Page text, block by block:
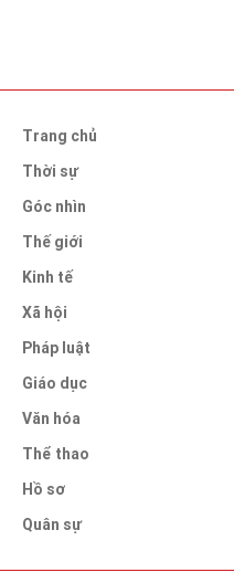
Trang chủ
Thời sự
Góc nhìn
Thế giới
Kinh tế
Xã hội
Pháp luật
Giáo dục
Văn hóa
Thể thao
Hồ sơ
Quân sự